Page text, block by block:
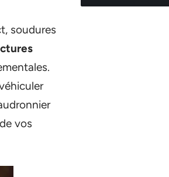
soudures
vos